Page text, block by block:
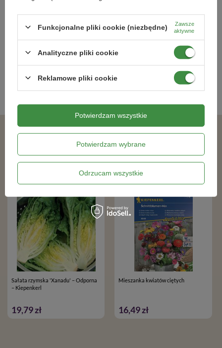
Podobne produkty
Sałata rzymska 'Xanadu' – Odporna
– Kiepenkerl
19,79 zł
Mieszanka kwiatów ciętych
16,49 zł
Funkcjonalne pliki cookie (niezbędne)
Zawsze
aktywne
Analityczne pliki cookie
Reklamowe pliki cookie
Potwierdzam wybrane
Odrzucam wszystkie
Potwierdzam wszystkie